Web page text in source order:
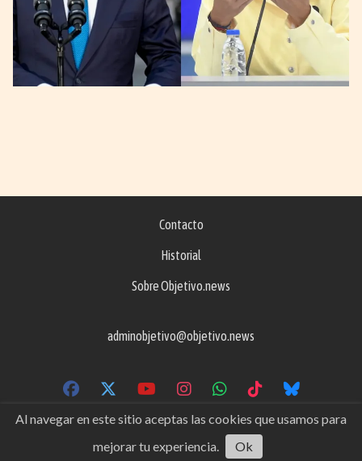
Contacto
Historial
Sobre Objetivo.news
adminobjetivo@objetivo.news
Al navegar en este sitio aceptas las cookies que usamos para
mejorar tu experiencia.
Ok